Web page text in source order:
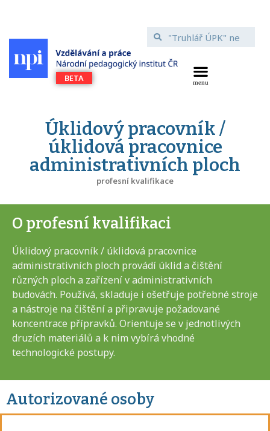
Úklidový pracovník /
úklidová pracovnice
administrativních ploch
profesní kvalifikace
O profesní kvalifikaci
Úklidový pracovník / úklidová pracovnice
administrativních ploch provádí úklid a čištění
různých ploch a zařízení v administrativních
budovách. Používá, skladuje i ošetřuje potřebné stroje
a nástroje na čištění a připravuje požadované
koncentrace přípravků. Orientuje se v jednotlivých
druzích materiálů a k nim vybírá vhodné
technologické postupy.
Autorizované osoby